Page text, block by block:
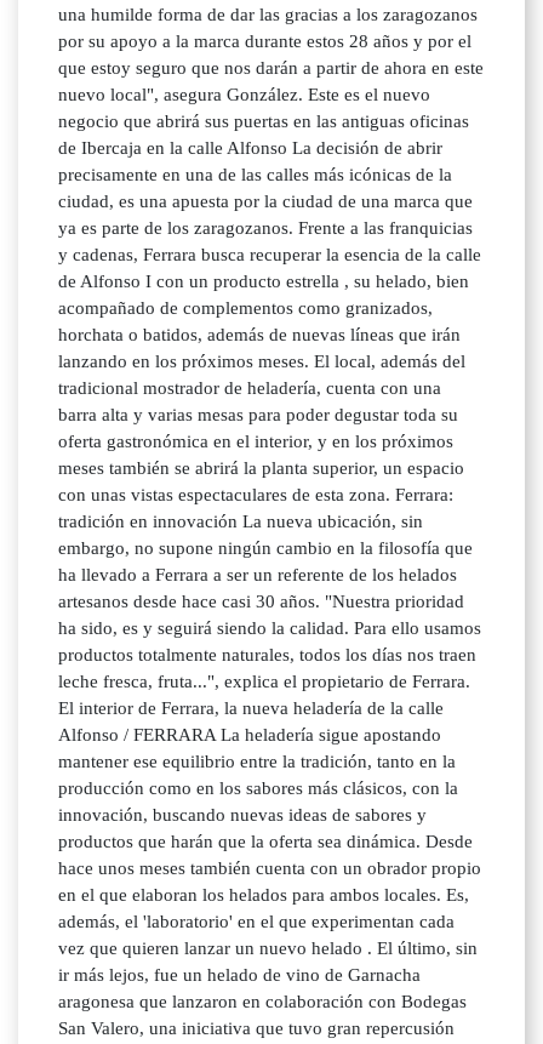
una humilde forma de dar las gracias a los zaragozanos
por su apoyo a la marca durante estos 28 años y por el
que estoy seguro que nos darán a partir de ahora en este
nuevo local", asegura González. Este es el nuevo
negocio que abrirá sus puertas en las antiguas oficinas
de Ibercaja en la calle Alfonso La decisión de abrir
precisamente en una de las calles más icónicas de la
ciudad, es una apuesta por la ciudad de una marca que
ya es parte de los zaragozanos. Frente a las franquicias
y cadenas, Ferrara busca recuperar la esencia de la calle
de Alfonso I con un producto estrella , su helado, bien
acompañado de complementos como granizados,
horchata o batidos, además de nuevas líneas que irán
lanzando en los próximos meses. El local, además del
tradicional mostrador de heladería, cuenta con una
barra alta y varias mesas para poder degustar toda su
oferta gastronómica en el interior, y en los próximos
meses también se abrirá la planta superior, un espacio
con unas vistas espectaculares de esta zona. Ferrara:
tradición en innovación La nueva ubicación, sin
embargo, no supone ningún cambio en la filosofía que
ha llevado a Ferrara a ser un referente de los helados
artesanos desde hace casi 30 años. "Nuestra prioridad
ha sido, es y seguirá siendo la calidad. Para ello usamos
productos totalmente naturales, todos los días nos traen
leche fresca, fruta...", explica el propietario de Ferrara.
El interior de Ferrara, la nueva heladería de la calle
Alfonso / FERRARA La heladería sigue apostando
mantener ese equilibrio entre la tradición, tanto en la
producción como en los sabores más clásicos, con la
innovación, buscando nuevas ideas de sabores y
productos que harán que la oferta sea dinámica. Desde
hace unos meses también cuenta con un obrador propio
en el que elaboran los helados para ambos locales. Es,
además, el 'laboratorio' en el que experimentan cada
vez que quieren lanzar un nuevo helado . El último, sin
ir más lejos, fue un helado de vino de Garnacha
aragonesa que lanzaron en colaboración con Bodegas
San Valero, una iniciativa que tuvo gran repercusión